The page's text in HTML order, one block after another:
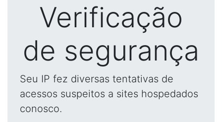
Verificação
de segurança
Seu IP fez diversas tentativas de
acessos suspeitos a sites hospedados
conosco.